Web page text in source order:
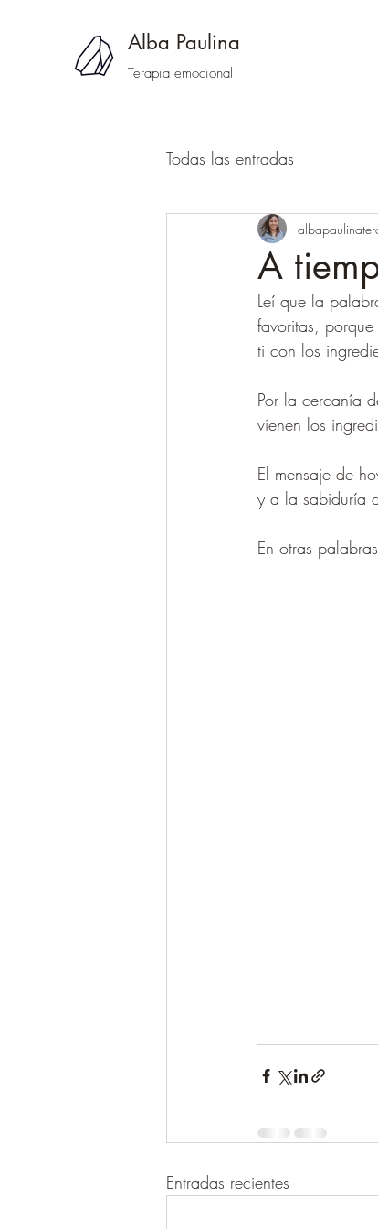
Alba Paulina
Terapia emocional
Todas las entradas
A
Leí que la
favoritas,
ti con los
Por la cercanía
vienen los
El mensaje de
y a la sabiduría
En otras
Entradas recientes